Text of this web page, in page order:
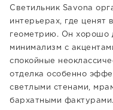
Светильник Savona
интерьерах, где ценят
геометрию. Он хорошо
минимализм с
спокойные
отделка особенно
светлыми стенами,
бархатными